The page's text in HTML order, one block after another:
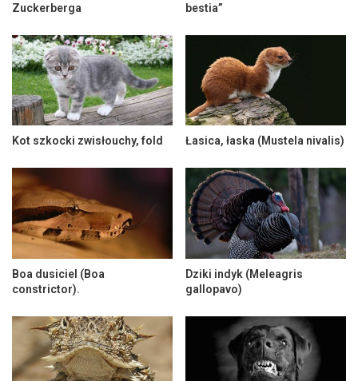
Zuckerberga
bestia”
Kot szkocki zwisłouchy, fold Łasica, łaska (Mustela nivalis)
Boa dusiciel (Boa
constrictor).
Dziki indyk (Meleagris
gallopavo)